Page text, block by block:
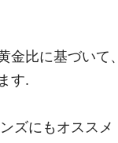
金比に基づいて
す.
ズにもオススメ